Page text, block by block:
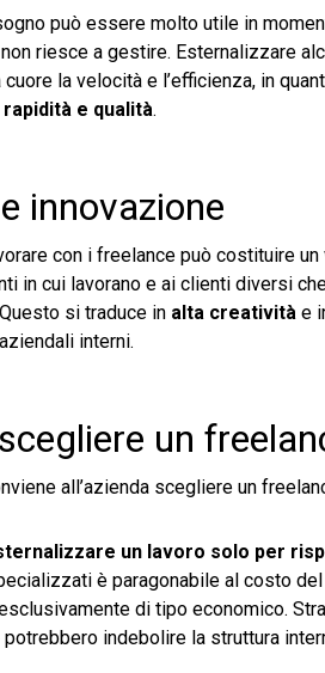
può essere molto utile in
riesce a gestire. Esternalizzare
cuore la velocità e l’efficienza, in
rapidità e qualità.
innovazione
con i freelance può costituire
in cui lavorano e ai clienti diversi
si traduce in alta creatività e
interni.
un
all’azienda scegliere un
un lavoro solo per
è paragonabile al costo
di tipo economico.
indebolire la struttura